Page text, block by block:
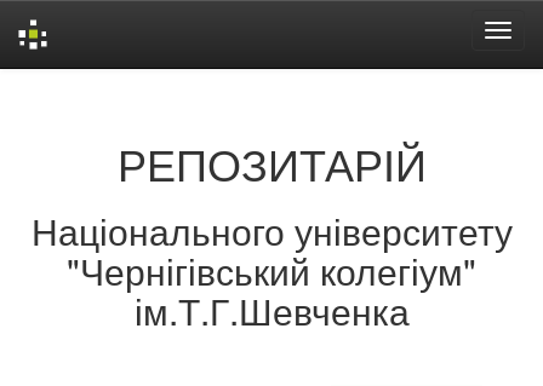
РЕПОЗИТАРІЙ
Національного університету
"Чернігівський колегіум"
ім.Т.Г.Шевченка